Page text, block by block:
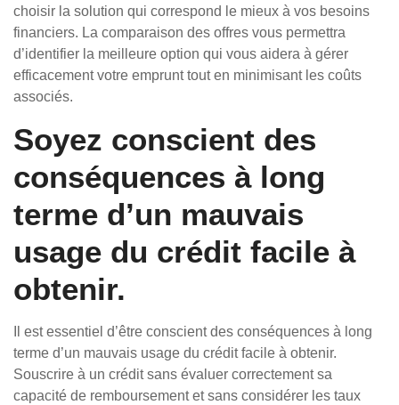
choisir la solution qui correspond le mieux à vos besoins
financiers. La comparaison des offres vous permettra
d’identifier la meilleure option qui vous aidera à gérer
efficacement votre emprunt tout en minimisant les coûts
associés.
Soyez conscient des
conséquences à long
terme d’un mauvais
usage du crédit facile à
obtenir.
Il est essentiel d’être conscient des conséquences à long
terme d’un mauvais usage du crédit facile à obtenir.
Souscrire à un crédit sans évaluer correctement sa
capacité de remboursement et sans considérer les taux